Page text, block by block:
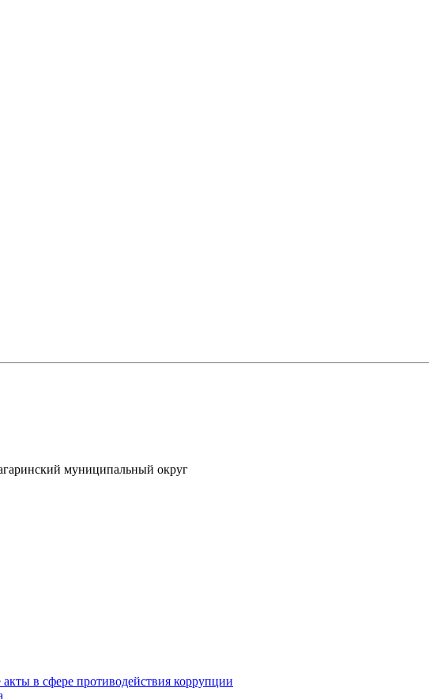
муниципальный округ
в сфере противодействия коррупции